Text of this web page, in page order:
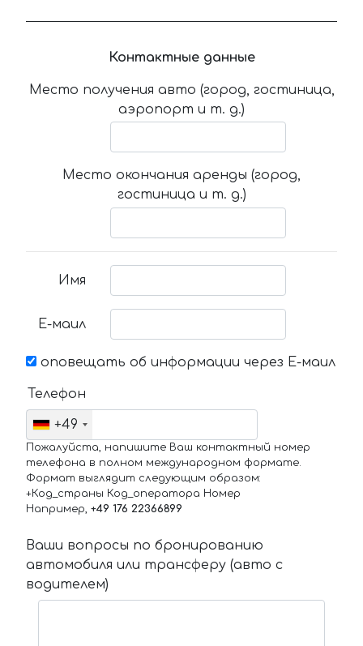
Контактные данные
Место получения авто (город, гостиница,
аэропорт и т. д.)
Место окончания аренды (город,
гостиница и т. д.)
Имя
Е-маил
оповещать об информации через Е-маил
Телефон
+49
Пожалуйста, напишите Ваш контактный номер
телефона в полном международном формате.
Формат выглядит следующим образом:
+Код_страны Код_оператора Номер
Например, +49 176 22366899
Ваши вопросы по бронированию
автомобиля или трансферу (авто с
водителем)